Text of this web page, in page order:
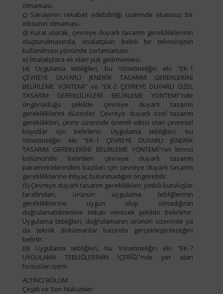
olmaması.
ç) Sanayinin rekabet edebilirliği üzerinde olumsuz bir
etkisinin olmaması.
d) Kural olarak, çevreye duyarlı tasarım gerekliliklerinin
oluşturulmasında, imalatçıları belirli bir teknolojinin
kullanılması yönünde zorlamaması.
e) İmalatçılara ek idari yük getirmemesi.
(4) Uygulama tebliğleri, bu Yönetmeliğin eki “EK-1
ÇEVREYE DUYARLI JENERİK TASARIM GEREKLERİNİ
BELİRLEME YÖNTEMİ” ve “EK-2 ÇEVREYE DUYARLI ÖZEL
TASARIM GEREKLİLİKLERİ BELİRLEME YÖNTEMİ”nde
öngörüldüğü şekilde çevreye duyarlı tasarım
gerekliliklerini düzenler. Çevreye duyarlı özel tasarım
gereklilikleri, çevre üzerinde önemli etkisi olan çevresel
boyutlar için belirlenir. Uygulama tebliğleri, bu
Yönetmeliğin eki “EK-1 ÇEVREYE DUYARLI JENERİK
TASARIM GEREKLERİNİ BELİRLEME YÖNTEMİ”nin birinci
bölümünde belirtilen çevreye duyarlı tasarım
parametrelerinden bazıları için çevreye duyarlı tasarım
gerekliliklerine ihtiyaç bulunmadığım öngörebilir.
(5) Çevreye duyarlı tasarım gereklilikleri; yetkili kuruluşlar
tarafından, ürünün uygulama tebliğlerinin
gerekliliklerine uygun olup olmadığının
doğrulanabilmesine imkan verecek şekilde belirlenir.
Uygulama tebliğleri, doğrulamanın ürünün üzerinde ya
da teknik dokümanlar bazında gerçekleştirileceğini
belirtir.
(6) Uygulama tebliğleri, bu Yönetmeliğin eki “EK-7
UYGULAMA TEBLİĞLERİNİN İÇERÎĞİ”nde yer alan
hususları içerir.
ALTINCI BÖLÜM
Çeşitli ve Son Hükümler